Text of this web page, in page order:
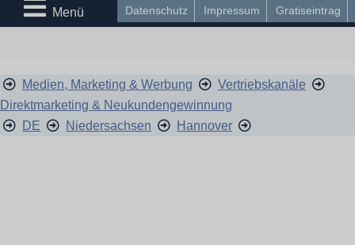
Datenschutz Impressum Gratiseintrag
Menü
Medien, Marketing & Werbung
Vertriebskanäle
Direktmarketing & Neukundengewinnung
DE
Niedersachsen Hannover